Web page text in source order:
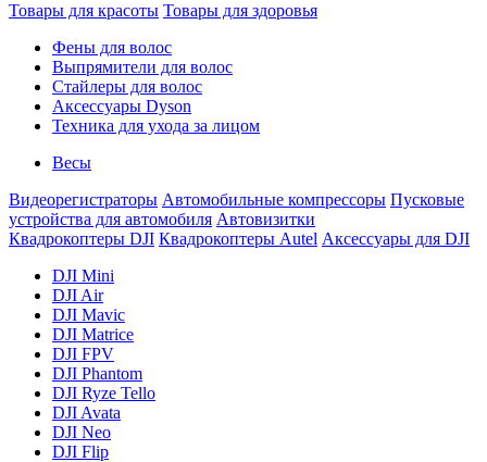
Товары для красоты Товары для здоровья
Фены для волос
Выпрямители для волос
Стайлеры для волос
Аксессуары Dyson
Техника для ухода за лицом
Весы
Видеорегистраторы Автомобильные компрессоры Пусковые
устройства для автомобиля Автовизитки
Квадрокоптеры DJI Квадрокоптеры Autel Аксессуары для DJI
DJI Mini
DJI Air
DJI Mavic
DJI Matrice
DJI FPV
DJI Phantom
DJI Ryze Tello
DJI Avata
DJI Neo
DJI Flip